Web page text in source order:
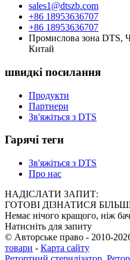
sales1@dtszb.com
+86 18953636707
+86 18953636707
Промислова зона DTS,
Китай
швидкі посилання
Продукти
Партнери
Зв'яжіться з DTS
Гарячі теги
Зв'яжіться з DTS
Про нас
НАДІСЛАТИ ЗАПИТ:
ГОТОВІ ДІЗНАТИСЯ
Немає нічого кращого, ніж
Натисніть для запиту
© Авторське право - 2010-
товари - Карта сайту